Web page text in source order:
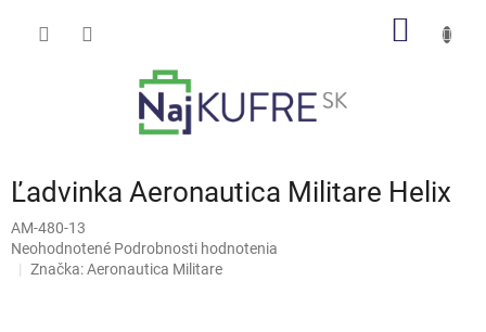
Ľadvinka Aeronautica Militare Helix
AM-480-13
Priemerné
hodnotenie
Neohodnotené Podrobnosti hodnotenia
Značka:Aeronautica Militare